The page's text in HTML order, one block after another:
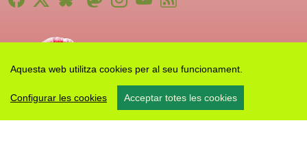
Aquesta web utilitza cookies per al seu funcionament.
Configurar les cookies Acceptar totes les cookies